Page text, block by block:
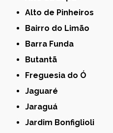
Alto de Pinheiros
Bairro do Limão
Barra Funda
Butantã
Freguesia do Ó
Jaguaré
Jaraguá
Jardim Bonfiglioli